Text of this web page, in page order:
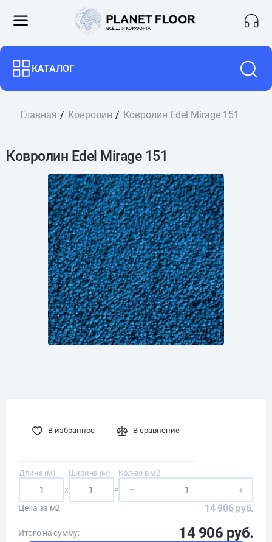
КАТАЛОГ
Главная Ковролин Ковролин Edel Mirage 151
Ковролин Edel Mirage 151
В избранное В сравнение
Длина (м)
x
Ширина (м)
=
Кол-во в м2
—
+
Цена за м2
14 906 руб.
Итого на сумму: 14 906 руб.